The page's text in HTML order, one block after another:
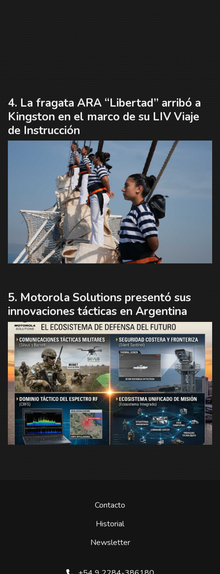
La fragata ARA “Libertad” arribó a
Kingston en el marco de su LIV Viaje
de Instrucción
Motorola Solutions presentó sus
innovaciones tácticas en Argentina
Contacto
Historial
Newsletter